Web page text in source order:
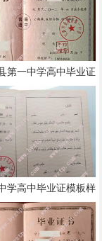
第一中学高中毕业证
模板样本
学高中毕业证模板样
本